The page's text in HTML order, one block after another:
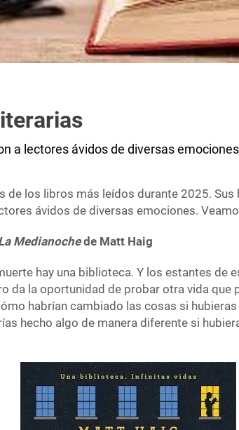
a lectores ávidos de diversas
de los libros más leídos durante 2025.
ávidos de diversas emociones.
Medianochede Matt Haig
hay una biblioteca. Y los estantes de
da la oportunidad de probar otra vida que
habrían cambiado las cosas si
hecho algo de manera diferente si